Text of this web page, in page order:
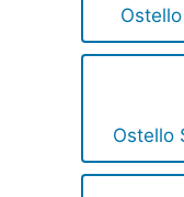
Ostello